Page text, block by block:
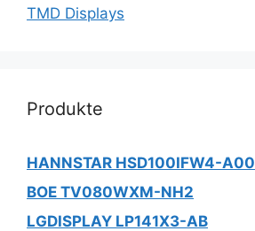
TMD Displays
Produkte
HANNSTAR HSD100IFW4-A00
BOE TV080WXM-NH2
LGDISPLAY LP141X3-AB